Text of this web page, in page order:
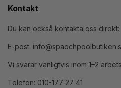
Kontakt
Du kan också kontakta oss direkt:
E-post:
Vi svarar vanligtvis inom 1–2
Telefon: 010-177 27 41